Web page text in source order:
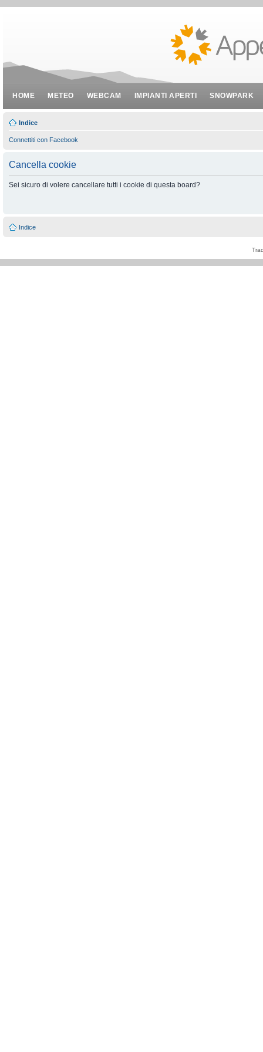
HOME METEO WEBCAM IMPIANTI APERTI SNOWPARK
Indice
Connettiti con Facebook
Cancella cookie
Sei sicuro di volere cancellare tutti i cookie di questa board?
Indice